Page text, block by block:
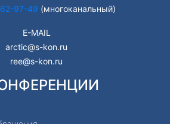
97-49 (многоканальный)
E-MAIL
arctic@s-kon.ru
ree@s-kon.ru